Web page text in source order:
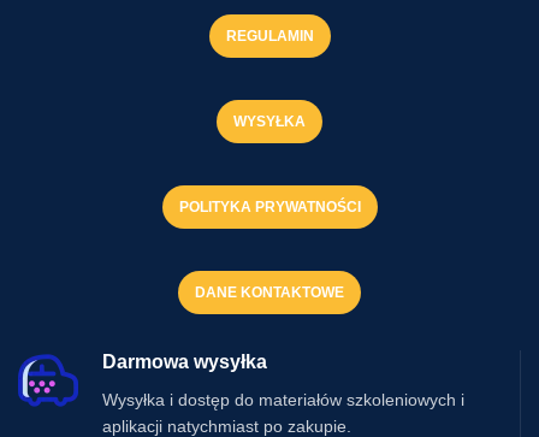
REGULAMIN
WYSYŁKA
POLITYKA PRYWATNOŚCI
DANE KONTAKTOWE
Darmowa wysyłka
Wysyłka i dostęp do materiałów szkoleniowych i
aplikacji natychmiast po zakupie.